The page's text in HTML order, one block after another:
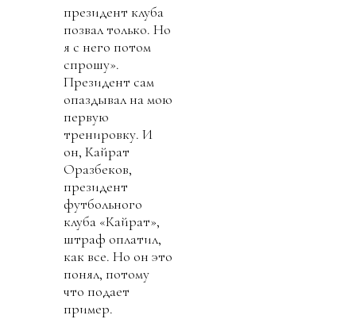
президент клуба
позвал только. Но
я с него потом
спрошу».
Президент сам
опаздывал на мою
первую
тренировку. И
он, Кайрат
Оразбеков,
президент
футбольного
клуба «Кайрат»,
штраф оплатил,
как все. Но он это
понял, потому
что подает
пример.